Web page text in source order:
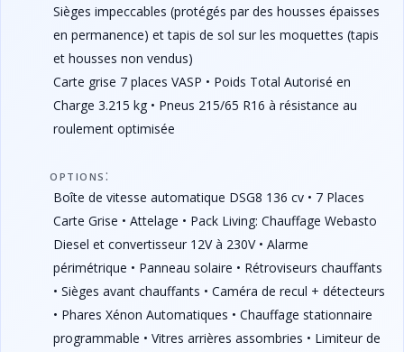
Sièges impeccables (protégés par des housses épaisses
en permanence) et tapis de sol sur les moquettes (tapis
et housses non vendus)
Carte grise 7 places VASP • Poids Total Autorisé en
Charge 3.215 kg • Pneus 215/65 R16 à résistance au
roulement optimisée
OPTIONS :
Boîte de vitesse automatique DSG8 136 cv • 7 Places
Carte Grise • Attelage • Pack Living: Chauffage Webasto
Diesel et convertisseur 12V à 230V • Alarme
périmétrique • Panneau solaire • Rétroviseurs chauffants
• Sièges avant chauffants • Caméra de recul + détecteurs
• Phares Xénon Automatiques • Chauffage stationnaire
programmable • Vitres arrières assombries • Limiteur de